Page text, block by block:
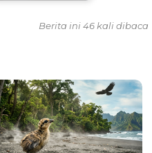
Berita ini 46 kali dibaca